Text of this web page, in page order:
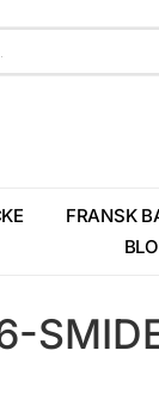
FRANSK